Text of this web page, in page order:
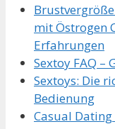
mit Östrogen
Erfahrungen
Sextoy FAQ –
Sextoys: Die
Bedienung
Casual